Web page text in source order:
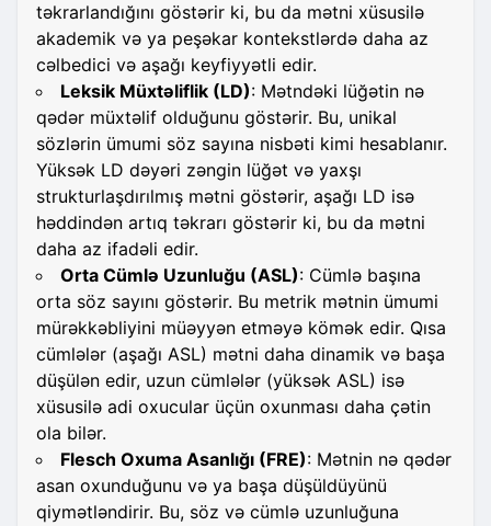
təkrarlandığını göstərir ki, bu da mətni xüsusilə
akademik və ya peşəkar kontekstlərdə daha az
cəlbedici və aşağı keyfiyyətli edir.
Leksik Müxtəliflik (LD): Mətndəki lüğətin nə
qədər müxtəlif olduğunu göstərir. Bu, unikal
sözlərin ümumi söz sayına nisbəti kimi hesablanır.
Yüksək LD dəyəri zəngin lüğət və yaxşı
strukturlaşdırılmış mətni göstərir, aşağı LD isə
həddindən artıq təkrarı göstərir ki, bu da mətni
daha az ifadəli edir.
Orta Cümlə Uzunluğu (ASL): Cümlə başına
orta söz sayını göstərir. Bu metrik mətnin ümumi
mürəkkəbliyini müəyyən etməyə kömək edir. Qısa
cümlələr (aşağı ASL) mətni daha dinamik və başa
düşülən edir, uzun cümlələr (yüksək ASL) isə
xüsusilə adi oxucular üçün oxunması daha çətin
ola bilər.
Flesch Oxuma Asanlığı (FRE): Mətnin nə qədər
asan oxunduğunu və ya başa düşüldüyünü
qiymətləndirir. Bu, söz və cümlə uzunluğuna